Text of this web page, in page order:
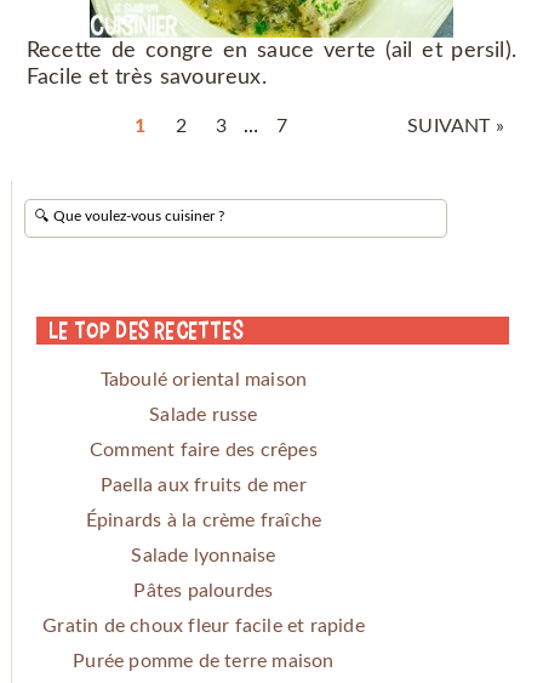
Recette de congre en sauce verte (ail et persil).
Facile et très savoureux.
1 2 3 … 7 SUIVANT »
Le Top des Recettes
Taboulé oriental maison
Salade russe
Comment faire des crêpes
Paella aux fruits de mer
Épinards à la crème fraîche
Salade lyonnaise
Pâtes palourdes
Gratin de choux fleur facile et rapide
Purée pomme de terre maison